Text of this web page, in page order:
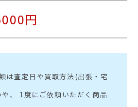
円
は査定日や買取方法(出張・宅
、 1度にご依頼いただく商品